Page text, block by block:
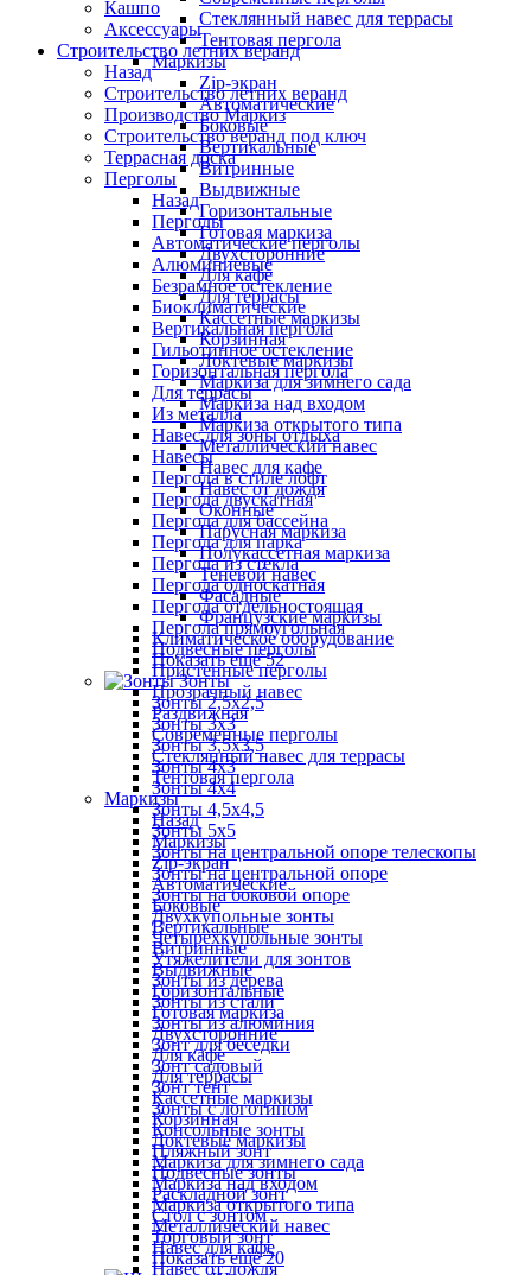
Стеклянный навес для террасы
Тентовая пергола
Маркизы
Zip-экран
Автоматические
Боковые
Вертикальные
Витринные
Выдвижные
Горизонтальные
Готовая маркиза
Двухсторонние
Для кафе
Для террасы
Кассетные маркизы
Корзинная
Локтевые маркизы
Маркиза для зимнего сада
Маркиза над входом
Маркиза открытого типа
Металлический навес
Навес для кафе
Навес от дождя
Оконные
Парусная маркиза
Полукассетная маркиза
Теневой навес
Фасадные
Французские маркизы
Климатическое оборудование
Показать ещё 52
Зонты
Зонты 2,5х2,5
Зонты 3х3
Зонты 3,5х3,5
Зонты 4х3
Зонты 4х4
Зонты 4,5х4,5
Зонты 5х5
Зонты на центральной опоре телескопы
Зонты на центральной опоре
Зонты на боковой опоре
Двухкупольные зонты
Четырехкупольные зонты
Утяжелители для зонтов
Зонты из дерева
Зонты из стали
Зонты из алюминия
Зонт для беседки
Зонт садовый
Зонт тент
Зонты с логотипом
Консольные зонты
Пляжный зонт
Подвесные зонты
Раскладной зонт
Стол с зонтом
Торговый зонт
Показать ещё 20
Кашпо
Аксессуары
Строительство летних веранд
Назад
Строительство летних веранд
Производство Маркиз
Строительство веранд под ключ
Террасная доска
Перголы
Назад
Перголы
Автоматические перголы
Алюминиевые
Безрамное остекление
Биоклиматические
Вертикальная пергола
Гильотинное остекление
Горизонтальная пергола
Для террасы
Из металла
Навес для зоны отдыха
Навесы
Пергола в стиле лофт
Пергола двускатная
Пергола для бассейна
Пергола для парка
Пергола из стекла
Пергола односкатная
Пергола отдельностоящая
Пергола прямоугольная
Подвесные перголы
Пристенные перголы
Прозрачный навес
Раздвижная
Современные перголы
Стеклянный навес для террасы
Тентовая пергола
Маркизы
Назад
Маркизы
Zip-экран
Автоматические
Боковые
Вертикальные
Витринные
Выдвижные
Горизонтальные
Готовая маркиза
Двухсторонние
Для кафе
Для террасы
Кассетные маркизы
Корзинная
Локтевые маркизы
Маркиза для зимнего сада
Маркиза над входом
Маркиза открытого типа
Металлический навес
Навес для кафе
Навес от дождя